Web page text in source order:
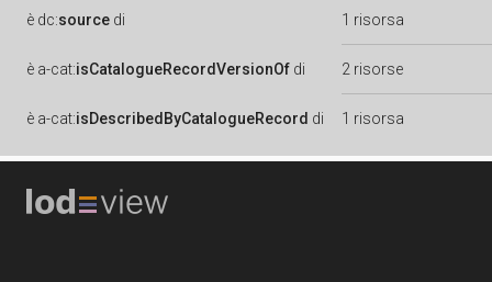
è dc:source di 1 risorsa
è a-cat:isCatalogueRecordVersionOf di 2 risorse
è a-cat:isDescribedByCatalogueRecord di 1 risorsa